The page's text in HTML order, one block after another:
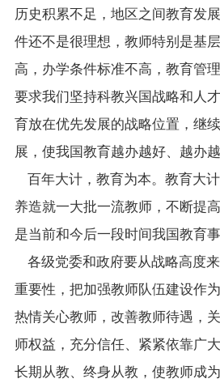
历史积累不足，地区之间教育发
件还不是很理想，教师特别是基
高，办学条件标准不高，教育管
要求我们坚持科教兴国战略和人
育放在优先发展的战略位置，继
展，使我国教育越办越好、越办越
百年大计，教育为本。教育大
养造就一大批一流教师，不断提
是当前和今后一段时间我国教育
各级党委和政府要从战略高度
重要性，把加强教师队伍建设作
热情关心教师，改善教师待遇，
师权益，充分信任、紧紧依靠广
长期从教、终身从教，使教师成